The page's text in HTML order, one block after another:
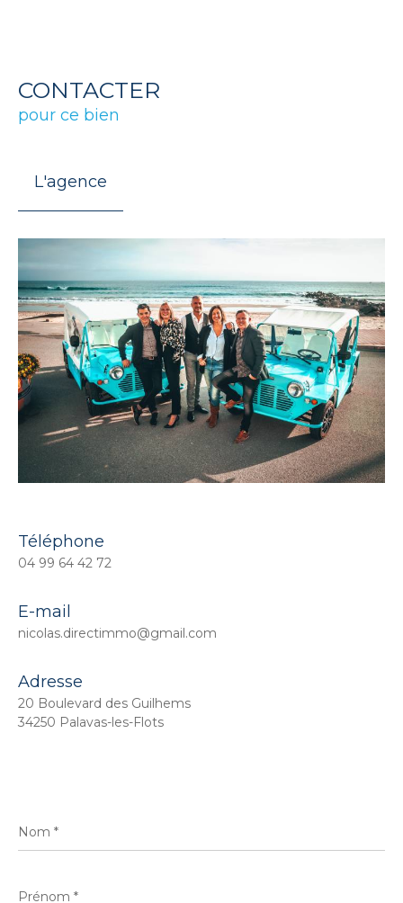
CONTACTER
pour ce bien
L'agence
Téléphone
04 99 64 42 72
E-mail
nicolas.directimmo@gmail.com
Adresse
20 Boulevard des Guilhems
34250 Palavas-les-Flots
*
*